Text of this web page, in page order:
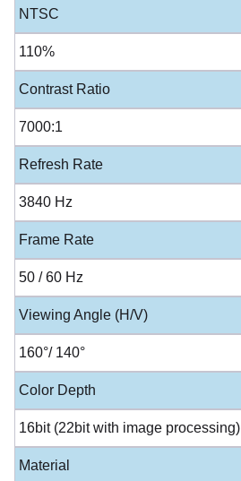
NTSC
110%
Contrast Ratio
7000:1
Refresh Rate
3840 Hz
Frame Rate
50 / 60 Hz
Viewing Angle (H/V)
160°/ 140°
Color Depth
16bit (22bit with image processing)
Material